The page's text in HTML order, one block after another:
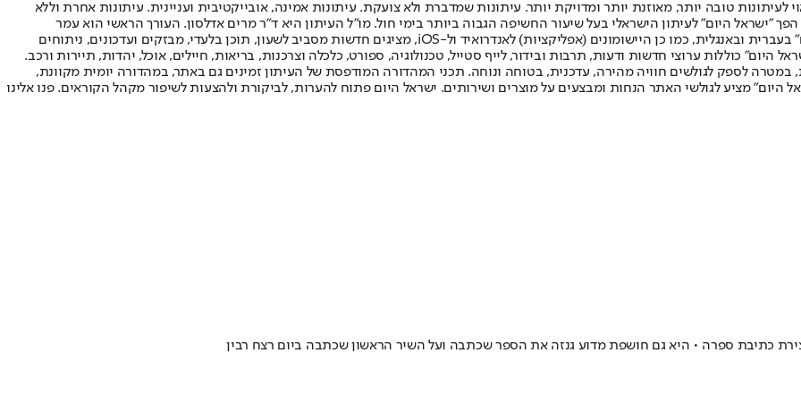
טובה יותר, מאוזנת יותר ומדויקת יותר. עיתונות שמדברת ולא צועקת. עיתונות אמינה, אובייקטיבית ועניינית. עיתונות אחרת וללא
תשלום. המהדורה המודפסת הראשונה פורסמה ב-30 ביולי 2007, וב-2010 הפך "ישראל היום" לעיתון הישראלי בעל שיעור החשיפה הגבוה ביותר בימי חול. מו"ל העיתון היא ד"ר מרים אדלסון. העורך הראשי הוא עמר
לחמנוביץ, והעורך המייסד הוא עמוס רגב. אתרי האינטרנט של "ישראל היום" בעברית ובאנגלית, כמו כן היישומונים (אפליקציות) לאנדרואיד ול-iOS, מציגים חדשות מסביב לשעון, תוכן בלעדי, מבזקים ועדכונים, ניתוחים
היום" כוללות ערוצי חדשות ודעות, תרבות ובידור, לייף סטייל, טכנולוגיה, ספורט, כלכלה וצרכנות, בריאות, חיילים, אוכל, יהדות, תיירות ורכב.
במטרה לספק לגולשים חוויה מהירה, עדכנית, בטוחה ונוחה. תכני המהדורה המודפסת של העיתון זמינים גם באתר, במהדורה יומית מקוונת,
היום" מציע לגולשי האתר הנחות ומבצעים על מוצרים ושירותים. ישראל היום פתוח להערות, לביקורת ולהצעות לשיפור מקהל הקוראים. פנו אלינו
כתיבת ספרה • היא גם חושפת מדוע גנזה את הספר שכתבה ועל השיר הראשון שכתבה ביום רצח רבין